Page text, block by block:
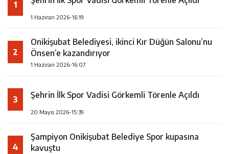
1
1 Haziran 2026-16:19
2
Onikişubat Belediyesi, ikinci Kır Düğün Salonu’nu
Önsen’e kazandırıyor
1 Haziran 2026-16:07
3 Şehrin İlk Spor Vadisi Görkemli Törenle Açıldı
20 Mayıs 2026-15:39
4
Şampiyon Onikişubat Belediye Spor kupasına
kavuştu